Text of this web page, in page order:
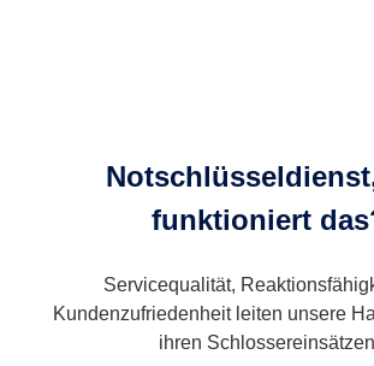
funktioniert
Servicequalität,
Kundenzufriedenheit leiten unsere
ihren